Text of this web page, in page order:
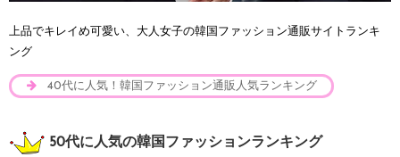
上品でキレイめ可愛い、大人女子の韓国ファッション通販サイトランキ
ング
40代に人気！韓国ファッション通販人気ランキング
50代に人気の韓国ファッションランキング